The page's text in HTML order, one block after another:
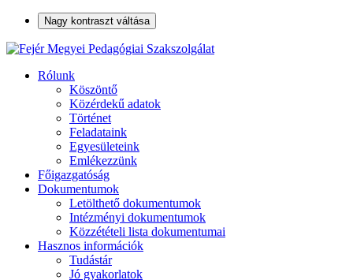
Nagy kontraszt váltása
Rólunk
Köszöntő
Közérdekű adatok
Történet
Feladataink
Egyesületeink
Emlékezzünk
Főigazgatóság
Dokumentumok
Letölthető dokumentumok
Intézményi dokumentumok
Közzétételi lista dokumentumai
Hasznos információk
Tudástár
Jó gyakorlatok